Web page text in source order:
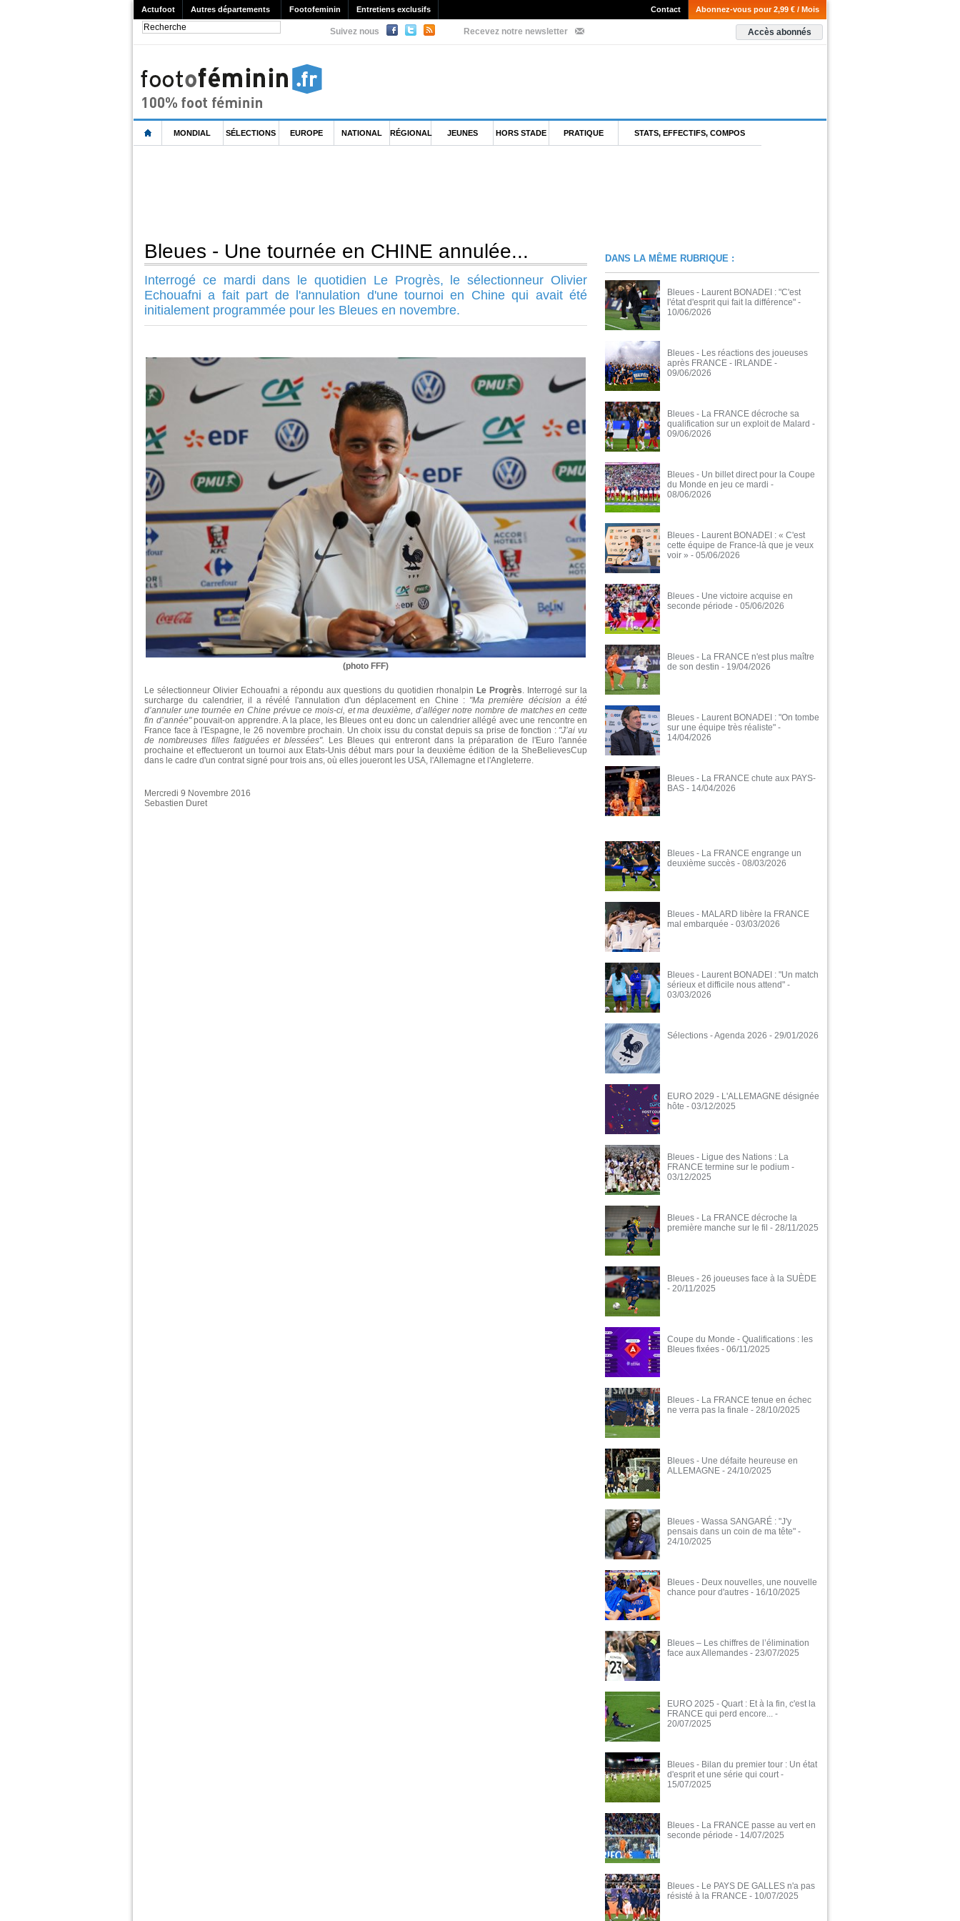
Actufoot Autres départements Footofeminin Entretiens exclusifs Abonnez-vous pour 2,99 € / Mois
Contact
Suivez nous Recevez notre newsletter Accès abonnés
MONDIAL SÉLECTIONS EUROPE NATIONAL RÉGIONAL JEUNES HORS STADE PRATIQUE STATS, EFFECTIFS, COMPOS
Bleues - Une tournée en CHINE annulée...
Interrogé ce mardi dans le quotidien Le Progrès, le sélectionneur Olivier
Echouafni a fait part de l'annulation d'une tournoi en Chine qui avait été
initialement programmée pour les Bleues en novembre.
(photo FFF)
Le sélectionneur Olivier Echouafni a répondu aux questions du quotidien rhonalpin Le Progrès . Interrogé sur la
surcharge du calendrier, il a révélé l'annulation d'un déplacement en Chine : "Ma première décision a été
d’annuler une tournée en Chine prévue ce mois-ci, et ma deuxième, d’alléger notre nombre de matches en cette
fin d’année"pouvait-on apprendre. A la place, les Bleues ont eu donc un calendrier allégé avec une rencontre en
France face à l'Espagne, le 26 novembre prochain. Un choix issu du constat depuis sa prise de fonction : "J’ai vu
de nombreuses filles fatiguées et blessées".
Les Bleues qui entreront dans la préparation de l'Euro l'année
prochaine et effectueront un tournoi aux Etats-Unis début mars pour la deuxième édition de la SheBelievesCup
dans le cadre d'un contrat signé pour trois ans, où elles joueront les USA, l'Allemagne et l'Angleterre.
Mercredi 9 Novembre 2016
Sebastien Duret
DANS LA MÊME RUBRIQUE :
Bleues - Laurent BONADEI : "C'est
l'état d'esprit qui fait la différence" -
10/06/2026
Bleues - Les réactions des joueuses
après FRANCE - IRLANDE -
09/06/2026
Bleues - La FRANCE décroche sa
qualification sur un exploit de Malard -
09/06/2026
Bleues - Un billet direct pour la Coupe
du Monde en jeu ce mardi -
08/06/2026
Bleues - Laurent BONADEI : « C'est
cette équipe de France-là que je veux
voir » - 05/06/2026
Bleues - Une victoire acquise en
seconde période - 05/06/2026
Bleues - La FRANCE n'est plus maître
de son destin - 19/04/2026
Bleues - Laurent BONADEI : "On tombe
sur une équipe très réaliste" -
14/04/2026
Bleues - La FRANCE chute aux PAYS-
BAS - 14/04/2026
Bleues - La FRANCE engrange un
deuxième succès - 08/03/2026
Bleues - MALARD libère la FRANCE
mal embarquée - 03/03/2026
Bleues - Laurent BONADEI : "Un match
sérieux et difficile nous attend" -
03/03/2026
Sélections - Agenda 2026 - 29/01/2026
EURO 2029 - L'ALLEMAGNE désignée
hôte - 03/12/2025
Bleues - Ligue des Nations : La
FRANCE termine sur le podium -
03/12/2025
Bleues - La FRANCE décroche la
première manche sur le fil - 28/11/2025
Bleues - 26 joueuses face à la SUÈDE
- 20/11/2025
Coupe du Monde - Qualifications : les
Bleues fixées - 06/11/2025
Bleues - La FRANCE tenue en échec
ne verra pas la finale - 28/10/2025
Bleues - Une défaite heureuse en
ALLEMAGNE - 24/10/2025
Bleues - Wassa SANGARÉ : "J'y
pensais dans un coin de ma tête" -
24/10/2025
Bleues - Deux nouvelles, une nouvelle
chance pour d'autres - 16/10/2025
Bleues – Les chiffres de l’élimination
face aux Allemandes - 23/07/2025
EURO 2025 - Quart : Et à la fin, c'est la
FRANCE qui perd encore... -
20/07/2025
Bleues - Bilan du premier tour : Un état
d'esprit et une série qui court -
15/07/2025
Bleues - La FRANCE passe au vert en
seconde période - 14/07/2025
Bleues - Le PAYS DE GALLES n'a pas
résisté à la FRANCE - 10/07/2025